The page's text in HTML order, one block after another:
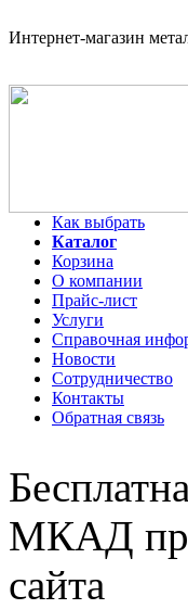
Интернет-магазин
Как выбрать
Каталог
Корзина
О компании
Прайс-лист
Услуги
Справочная
Новости
Сотрудничество
Контакты
Обратная связь
МКАД при
сайта